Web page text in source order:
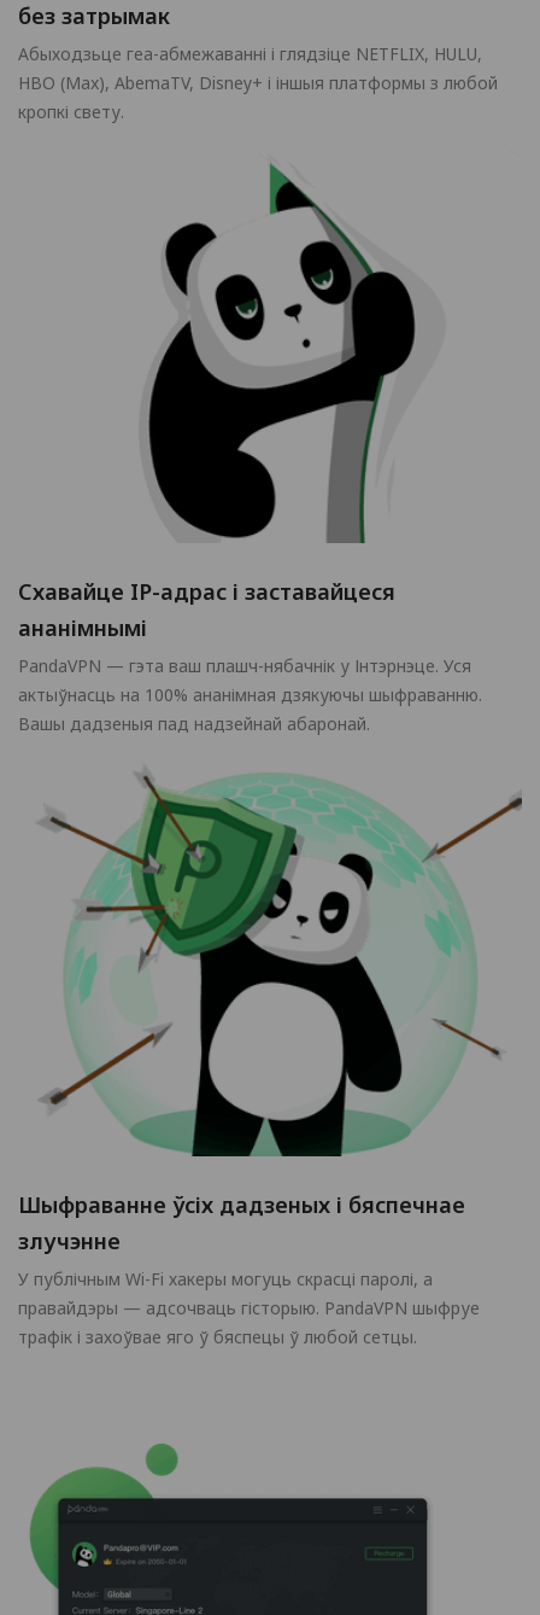
без затрымак
Абыходзьце геа-абмежаванні і глядзіце NETFLIX, HULU,
HBO (Max), AbemaTV, Disney+ і іншыя платформы з любой
кропкі свету.
Схавайце IP-адрас і заставайцеся
ананімнымі
PandaVPN — гэта ваш плашч-нябачнік у Інтэрнэце. Уся
актыўнасць на 100% ананімная дзякуючы шыфраванню.
Вашы дадзеныя пад надзейнай абаронай.
Шыфраванне ўсіх дадзеных і бяспечнае
злучэнне
У публічным Wi-Fi хакеры могуць скрасці паролі, а
правайдэры — адсочваць гісторыю. PandaVPN шыфруе
трафік і захоўвае яго ў бяспецы ў любой сетцы.